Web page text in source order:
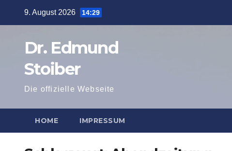
9. August 2026 14:29
Dr. Edmund
Stoiber
Die offizielle Webseite
HOME IMPRESSUM